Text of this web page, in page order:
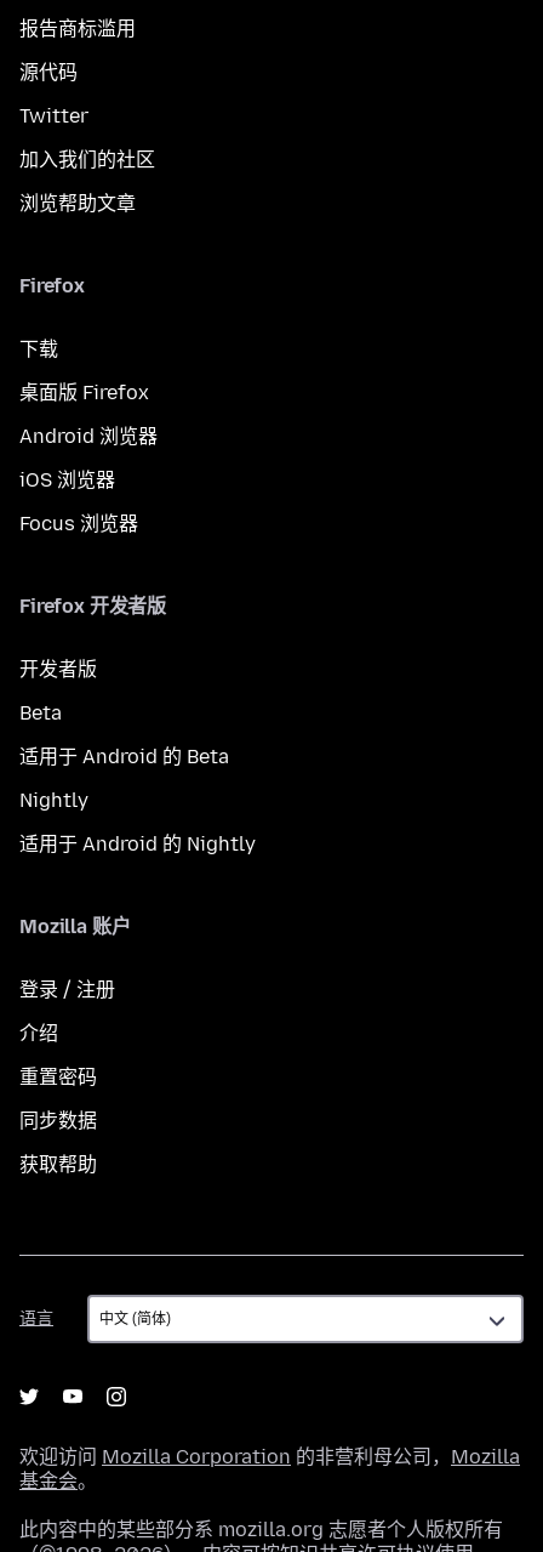
报告商标滥用
源代码
Twitter
加入我们的社区
浏览帮助文章
Firefox
下载
桌面版 Firefox
Android 浏览器
iOS 浏览器
Focus 浏览器
Firefox 开发者版
开发者版
Beta
适用于 Android 的 Beta
Nightly
适用于 Android 的 Nightly
Mozilla 账户
登录 / 注册
介绍
重置密码
同步数据
获取帮助
语言
语
言
欢迎访问 Mozilla Corporation 的非营利母公司， Mozilla
基金会。
此内容中的某些部分系 mozilla.org 志愿者个人版权所有